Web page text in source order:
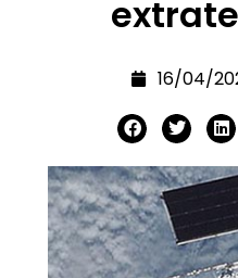
16/04/